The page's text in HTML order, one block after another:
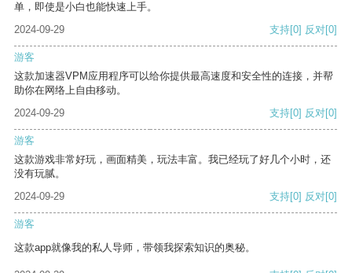
单，即使是小白也能快速上手。
2024-09-29
支持[0] 反对[0]
游客
这款加速器VPM应用程序可以给你提供最高速度和安全性的连接，并帮
助你在网络上自由移动。
2024-09-29
支持[0] 反对[0]
游客
这款游戏非常好玩，画面精美，玩法丰富。我已经玩了好几个小时，还
没有玩腻。
2024-09-29
支持[0] 反对[0]
游客
这款app就像我的私人导师，带领我探索知识的奥秘。